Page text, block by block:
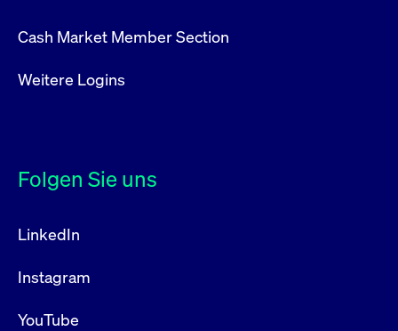
Cash Market Member Section
Weitere Logins
Folgen Sie uns
LinkedIn
Instagram
YouTube